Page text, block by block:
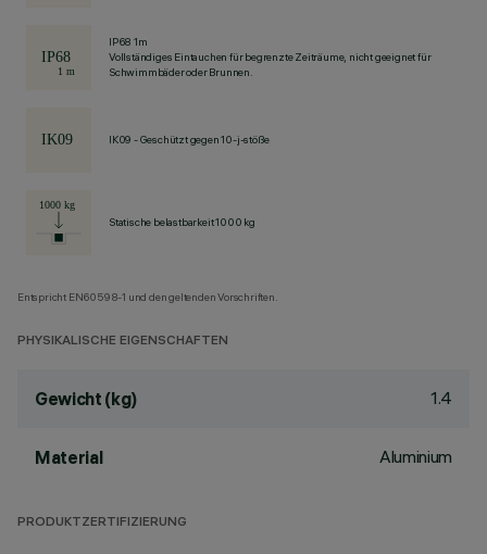
IP68 1m
Vollständiges Eintauchen für begrenzte Zeiträume, nicht geeignet für
Schwimmbäder oder Brunnen.
IK09 - Geschützt gegen 10-j-stöße
Statische belastbarkeit 1000 kg
Entspricht EN60598-1 und den geltenden Vorschriften.
PHYSIKALISCHE EIGENSCHAFTEN
Gewicht (kg) 1.4
Material Aluminium
PRODUKTZERTIFIZIERUNG